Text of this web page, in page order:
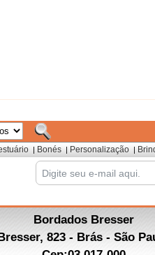
| Bonés| Personalização|
Bordados Bresser
823 - Brás - São